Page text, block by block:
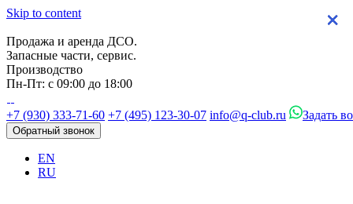
Skip to content
Продажа и аренда ДСО.
Запасные части, сервис.
Производство
Пн-Пт: с 09:00 до 18:00
+7 (930) 333-71-60 +7 (495) 123-30-07 info@q-club.ru Задать
Обратный звонок
EN
RU
×
×
×
×